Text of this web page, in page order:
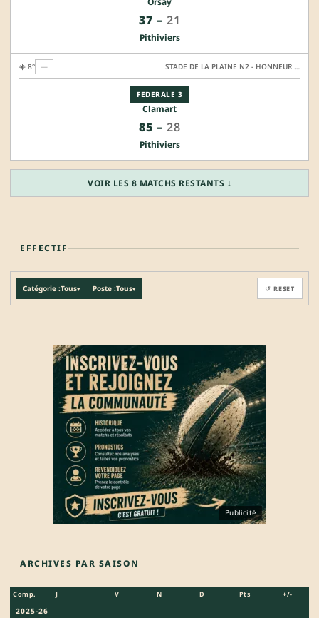
37 – 21
Pithiviers
FEDERALE 3
Clamart
85 – 28
Pithiviers
☀️ 8° — STADE DE LA PLAINE N2 - HONNEUR SYNTHETIQUE
VOIR LES 8 MATCHS RESTANTS ↓
EFFECTIF
Catégorie :Tous▾ Poste :Tous▾ ↺ RESET
Publicité
ARCHIVES PAR SAISON
Comp. J V N D Pts +/-
2025-26